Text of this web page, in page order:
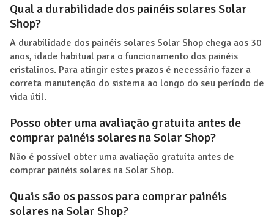
Qual a durabilidade dos painéis solares Solar
Shop?
A durabilidade dos painéis solares Solar Shop chega aos 30
anos, idade habitual para o funcionamento dos painéis
cristalinos. Para atingir estes prazos é necessário fazer a
correta manutenção do sistema ao longo do seu período de
vida útil.
Posso obter uma avaliação gratuita antes de
comprar painéis solares na Solar Shop?
Não é possível obter uma avaliação gratuita antes de
comprar painéis solares na Solar Shop.
Quais são os passos para comprar painéis
solares na Solar Shop?